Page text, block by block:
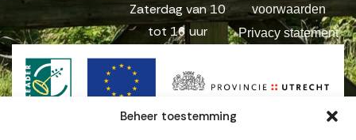
Beheer toestemming
Zaterdag van 10
tot 16 uur
voorwaarden
Privacy statement